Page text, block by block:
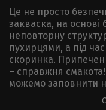
Це не просто
закваска, на основі
неповторну
пухирцями, а під
скоринка.
– справжня
можемо заповнити